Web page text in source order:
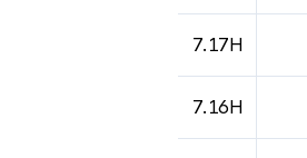
7.17H
7.16H